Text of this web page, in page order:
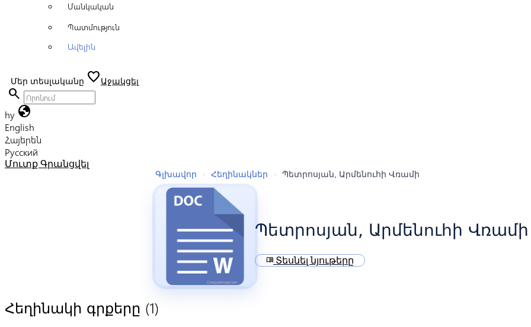
Մանկական
Պատմություն
Ավելին
Մեր տեսլականը favoriteԱջակցել
search
hy globe
English
Հայերեն
Русский
Մուտք Գրանցվել
Գլխավոր › Հեղինակներ › Պետրոսյան, Արմենուհի Վռամի
Պետրոսյան, Արմենուհի Վռամի
menu_book Տեսնել նյութերը
Հեղինակի գրքերը (1)